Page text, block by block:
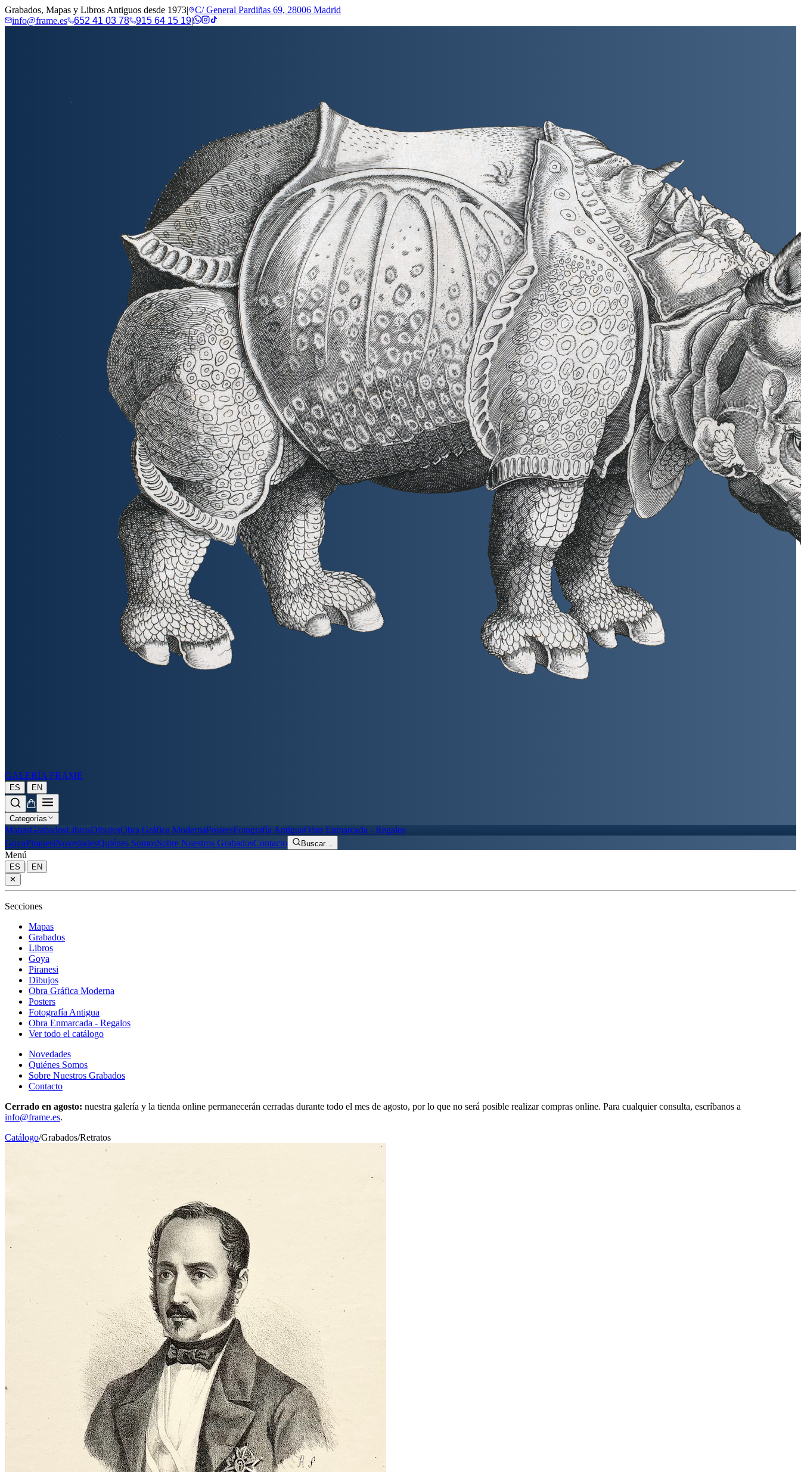
Grabados, Mapas y Libros Antiguos desde 1973|
C/ General Pardiñas 69, 28006 Madrid
info@frame.es
652 41 03 78 915 64 15 19|
GALERÍA FRAME
ES | EN
Categorías
MapasGrabadosLibrosDibujosObra Gráfica ModernaPostersFotografía AntiguaObra Enmarcada - Regalos
GoyaPiranesiNovedadesQuiénes SomosSobre Nuestros GrabadosContacto Buscar…
Menú
ES |
EN
✕
Secciones
Mapas
Grabados
Libros
Goya
Piranesi
Dibujos
Obra Gráfica Moderna
Posters
Fotografía Antigua
Obra Enmarcada - Regalos
Ver todo el catálogo
Novedades
Quiénes Somos
Sobre Nuestros Grabados
Contacto
Cerrado en agosto: nuestra galería y la tienda online permanecerán cerradas durante todo el mes de agosto, por lo que no será posible realizar compras online. Para cualquier consulta, escríbanos a
info@frame.es.
Catálogo/Grabados/Retratos